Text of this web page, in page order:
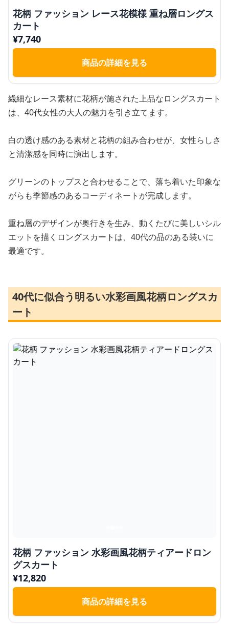
花柄 ファッション レース花模様 重ね層ロングス
カート
¥7,740
商品の詳細を見る
繊細なレース素材に花柄が施された上品なロングスカート
は、40代女性の大人の魅力を引き立てます。
白の透け感のある素材と花柄の組み合わせが、女性らしさ
と清潔感を同時に演出します。
グリーンのトップスと合わせることで、落ち着いた印象な
がらも季節感のあるコーディネートが完成します。
重ね層のデザインが奥行きを生み、動くたびに美しいシル
エットを描くロングスカートは、40代の品のある装いに
最適です。
40代に似合う明るい水彩画風花柄ロングスカ
ート
花柄 ファッション 水彩画風花柄ティアードロン
グスカート
¥12,820
商品の詳細を見る